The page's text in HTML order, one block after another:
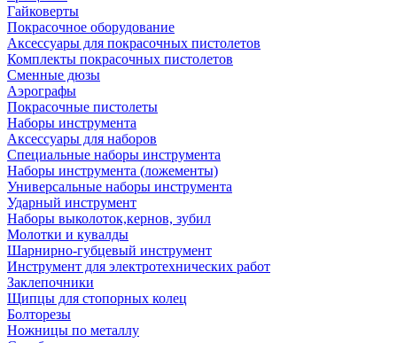
Гайковерты
Покрасочное оборудование
Аксессуары для покрасочных пистолетов
Комплекты покрасочных пистолетов
Сменные дюзы
Аэрографы
Покрасочные пистолеты
Наборы инструмента
Аксессуары для наборов
Специальные наборы инструмента
Наборы инструмента (ложементы)
Универсальные наборы инструмента
Ударный инструмент
Наборы выколоток,кернов, зубил
Молотки и кувалды
Шарнирно-губцевый инструмент
Инструмент для электротехнических работ
Заклепочники
Щипцы для стопорных колец
Болторезы
Ножницы по металлу